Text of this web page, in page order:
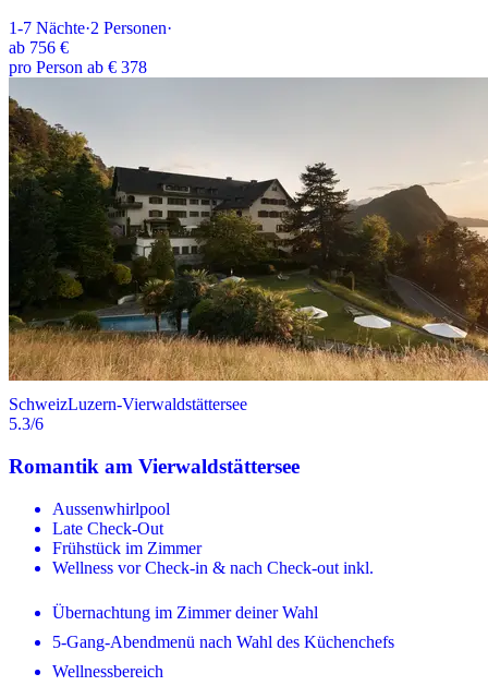
1-7 Nächte·2 Personen·
ab 756 €
pro Person ab € 378
SchweizLuzern-Vierwaldstättersee
5.3/6
Romantik am Vierwaldstättersee
Aussenwhirlpool
Late Check-Out
Frühstück im Zimmer
Wellness vor Check-in & nach Check-out inkl.
Übernachtung im Zimmer deiner Wahl
5-Gang-Abendmenü nach Wahl des Küchenchefs
Wellnessbereich